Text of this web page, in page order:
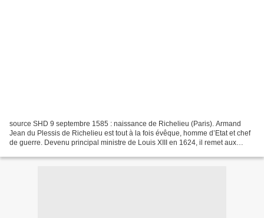
source SHD 9 septembre 1585 : naissance de Richelieu (Paris). Armand
Jean du Plessis de Richelieu est tout à la fois évêque, homme d’Etat et chef
de guerre. Devenu principal ministre de Louis XIII en 1624, il remet aux